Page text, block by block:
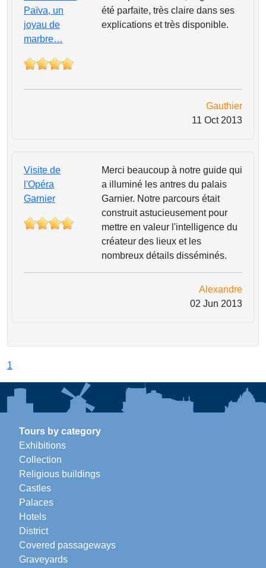
Païva, un
joyau de
marbre…
été parfaite, très claire dans ses
explications et très disponible.
Gauthier
11 Oct 2013
Visite de
l'Opéra
Garnier
Merci beaucoup à notre guide qui
a illuminé les antres du palais
Garnier. Notre parcours était
construit astucieusement pour
mettre en valeur l'intelligence du
créateur des lieux et les
nombreux détails disséminés.
Alexandre
02 Jun 2013
1
Tours by category
Exhibitions
Collection
Religious buildings
Castles
Palaces
Hotels
District
Covered passageways
Graveyards